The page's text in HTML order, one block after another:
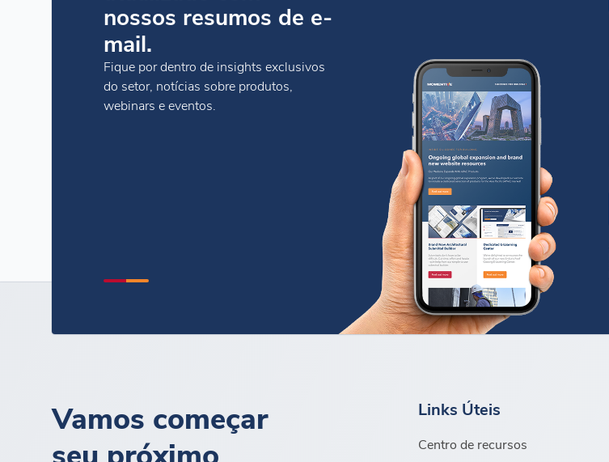
nossos resumos de e-
mail.
Fique por dentro de insights exclusivos
do setor, notícias sobre produtos,
webinars e eventos.
Vamos começar
seu próximo
Links Úteis
Centro de recursos